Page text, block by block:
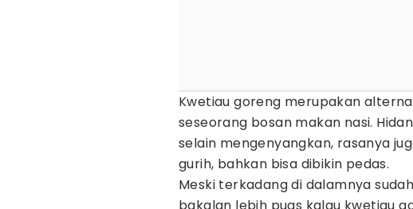
Kwetiau goreng merupakan
seseorang bosan makan nasi.
selain mengenyangkan, rasanya
gurih, bahkan bisa dibikin pedas.
Meski terkadang di dalamnya